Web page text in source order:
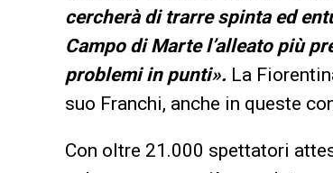
cercherà di trarre spinta ed
Campo di Marte l’alleato più
problemi in punti». La
suo Franchi, anche in queste
Con oltre 21.000 spettatori